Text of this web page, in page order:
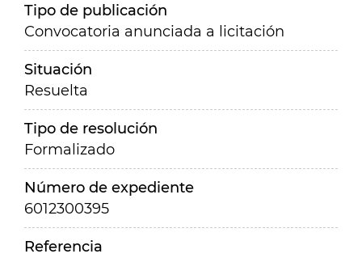
Tipo de publicación
Convocatoria anunciada a licitación
Situación
Resuelta
Tipo de resolución
Formalizado
Número de expediente
6012300395
Referencia